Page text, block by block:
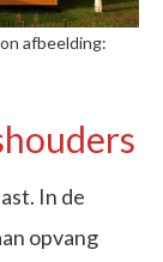
afbeelding:
In de
opvang